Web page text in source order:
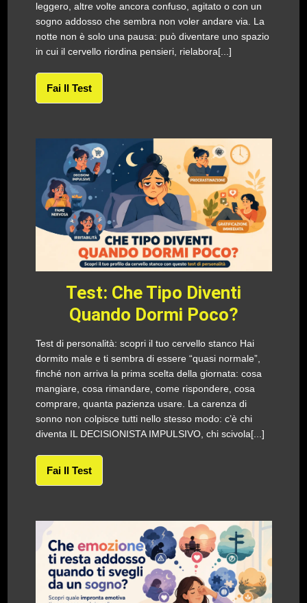
leggero, altre volte ancora confuso, agitato o con un
sogno addosso che sembra non voler andare via. La
notte non è solo una pausa: può diventare uno spazio
in cui il cervello riordina pensieri, rielabora[...]
Fai Il Test
Test: Che Tipo Diventi
Quando Dormi Poco?
Test di personalità: scopri il tuo cervello stanco Hai
dormito male e ti sembra di essere “quasi normale”,
finché non arriva la prima scelta della giornata: cosa
mangiare, cosa rimandare, come rispondere, cosa
comprare, quanta pazienza usare. La carenza di
sonno non colpisce tutti nello stesso modo: c’è chi
diventa IL DECISIONISTA IMPULSIVO, chi scivola[...]
Fai Il Test